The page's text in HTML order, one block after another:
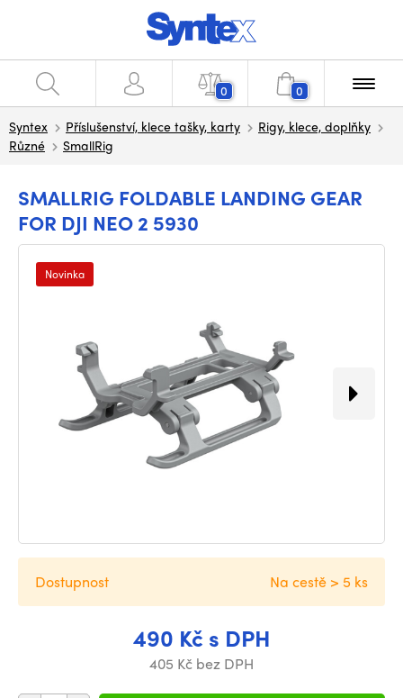
0 0
Syntex Příslušenství, klece tašky, karty
Rigy, klece, doplňky
Různé
SmallRig
SMALLRIG FOLDABLE LANDING GEAR
FOR DJI NEO 2 5930
Novinka
490 Kč s DPH
405 Kč bez DPH
Dostupnost Na cestě > 5 ks